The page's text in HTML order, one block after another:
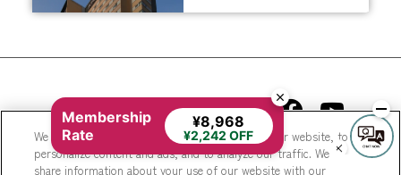
相鉄ホテルズ 公式SNS
We use cookies to improve your experience on our website, to
personalize content and ads, and to analyze our traffic. We
share information about your use of our website with our
Membership
Rate
¥8,968
¥2,242 OFF